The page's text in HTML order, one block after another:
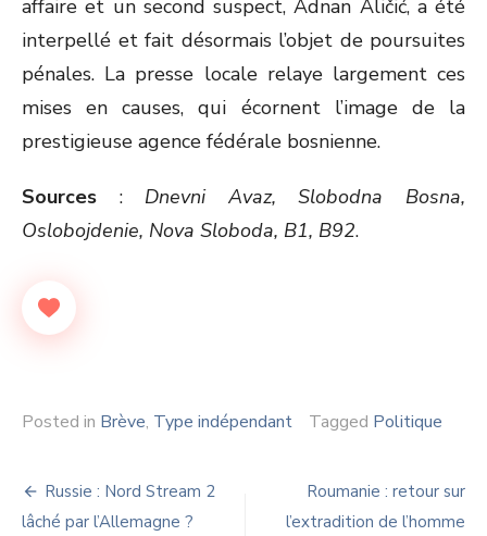
affaire et un second suspect, Adnan Aličić, a été
interpellé et fait désormais l’objet de poursuites
pénales. La presse locale relaye largement ces
mises en causes, qui écornent l’image de la
prestigieuse agence fédérale bosnienne.
Sources : Dnevni Avaz, Slobodna Bosna,
Oslobojdenie, Nova Sloboda, B1, B92.
Posted in Brève, Type indépendant Tagged Politique
Navigation
Russie : Nord Stream 2
lâché par l’Allemagne ?
Roumanie : retour sur
l’extradition de l’homme